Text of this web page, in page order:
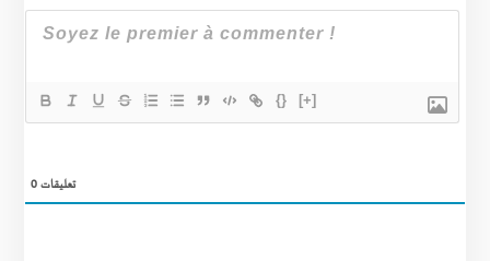
{} [+]
0تعليقات